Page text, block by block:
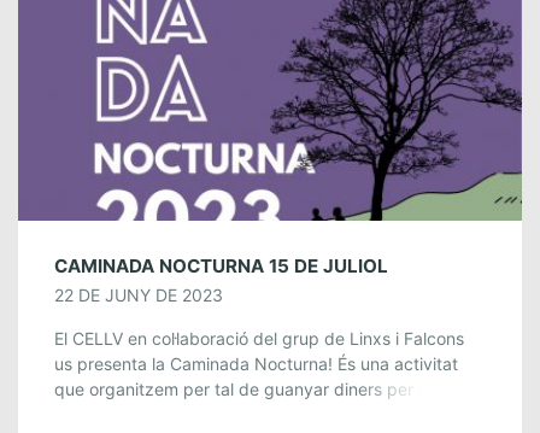
CAMINADA NOCTURNA 15 DE JULIOL
22 DE JUNY DE 2023
El CELLV en col·laboració del grup de Linxs i Falcons
us presenta la Caminada Nocturna! És una activitat
que organitzem per tal de guanyar diners per marxar